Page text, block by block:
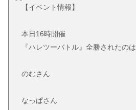
【イベント情報】
本日16時開催
『ハレツーバトル』全勝されたのは
のむさん
なっぱさん